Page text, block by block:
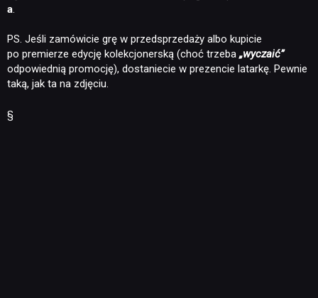
a.
PS. Jeśli zamówicie grę w przedsprzedaży albo kupicie
po premierze edycję kolekcjonerską (choć trzeba „wyczaić”
odpowiednią promocję), dostaniecie w prezencie latarkę. Pewnie
taką, jak ta na zdjęciu.
§